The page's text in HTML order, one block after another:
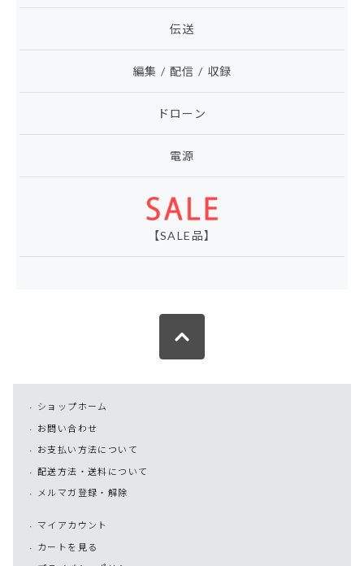
伝送
編集 / 配信 / 収録
ドローン
電源
【SALE品】
ショップホーム
お問い合わせ
お支払い方法について
配送方法・送料について
メルマガ登録・解除
マイアカウント
カートを見る